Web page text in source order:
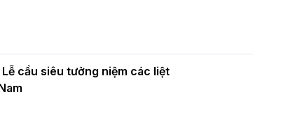
Lễ cầu siêu tưởng niệm các liệt